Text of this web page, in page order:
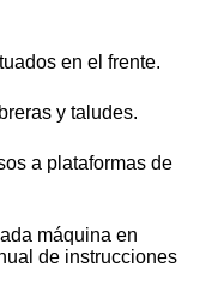
en el frente.
y taludes.
a plataformas de
máquina en
de instrucciones